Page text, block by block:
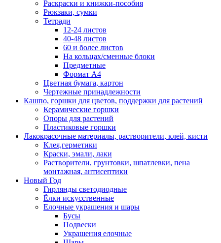
Раскраски и книжки-пособия
Рюкзаки, сумки
Тетради
12-24 листов
40-48 листов
60 и более листов
На кольцах/сменные блоки
Предметные
Формат А4
Цветная бумага, картон
Чертежные принадлежности
Кашпо, горшки для цветов, поддержки для растений
Керамические горшки
Опоры для растений
Пластиковые горшки
Лакокрасочные материалы, растворители, клей, кисти
Клея,герметики
Краски, эмали, лаки
Растворители, грунтовки, шпатлевки, пена
монтажная, антисептики
Новый Год
Гирлянды светодиодные
Ёлки искусственные
Елочные украшения и шары
Бусы
Подвески
Украшения елочные